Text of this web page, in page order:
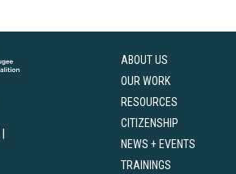
ABOUT US
OUR WORK
RESOURCES
CITIZENSHIP
NEWS + EVENTS
TRAININGS